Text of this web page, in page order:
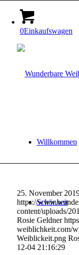
0Einkaufswagen
Willkommen
Schönheit
25. November
https://
content/uploads/
Rosie Geldner
weiblichkeit.com/
Weiblickeit.png
12-04 21:16:29